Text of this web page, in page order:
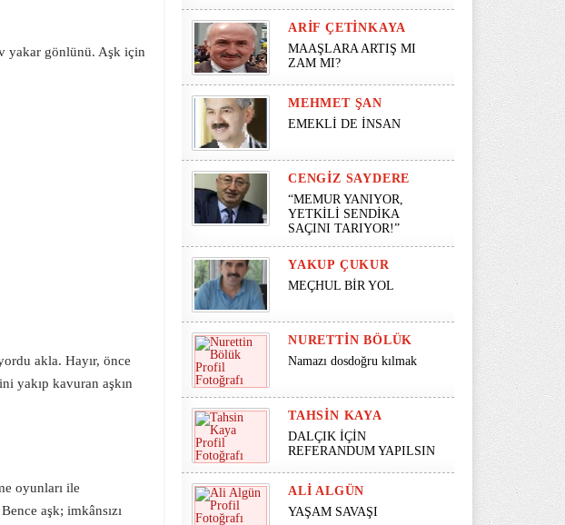
yakar gönlünü. Aşk için
akla. Hayır, önce
yakıp kavuran aşkın
oyunları ile
aşk; imkânsızı
ARIF ÇETINKAYA
MAAŞLARA ARTIŞ MI
ZAM MI?
MEHMET ŞAN
EMEKLİ DE İNSAN
CENGIZ SAYDERE
“MEMUR YANIYOR,
YETKİLİ SENDİKA
SAÇINI TARIYOR!”
YAKUP ÇUKUR
MEÇHUL BİR YOL
NURETTIN BÖLÜK
Namazı dosdoğru kılmak
TAHSIN KAYA
DALÇIK İÇİN
REFERANDUM YAPILSIN
ALI ALGÜN
YAŞAM SAVAŞI